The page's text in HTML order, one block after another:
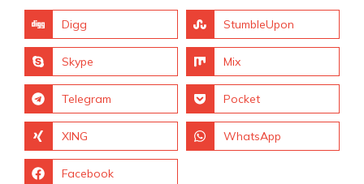
Digg StumbleUpon
Skype Mix
Telegram Pocket
XING WhatsApp
Facebook